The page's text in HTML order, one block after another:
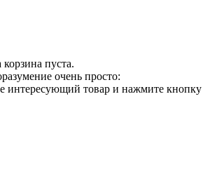
пуста.
очень просто:
интересующий товар и нажмите кнопку